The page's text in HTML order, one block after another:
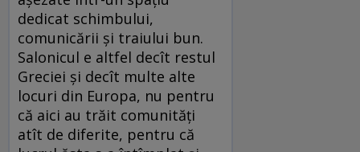
dedicat schimbului,
comunicării şi traiului bun.
Salonicul e altfel decît restul
Greciei şi decît multe alte
locuri din Europa, nu pentru
că aici au trăit comunităţi
atît de diferite, pentru că